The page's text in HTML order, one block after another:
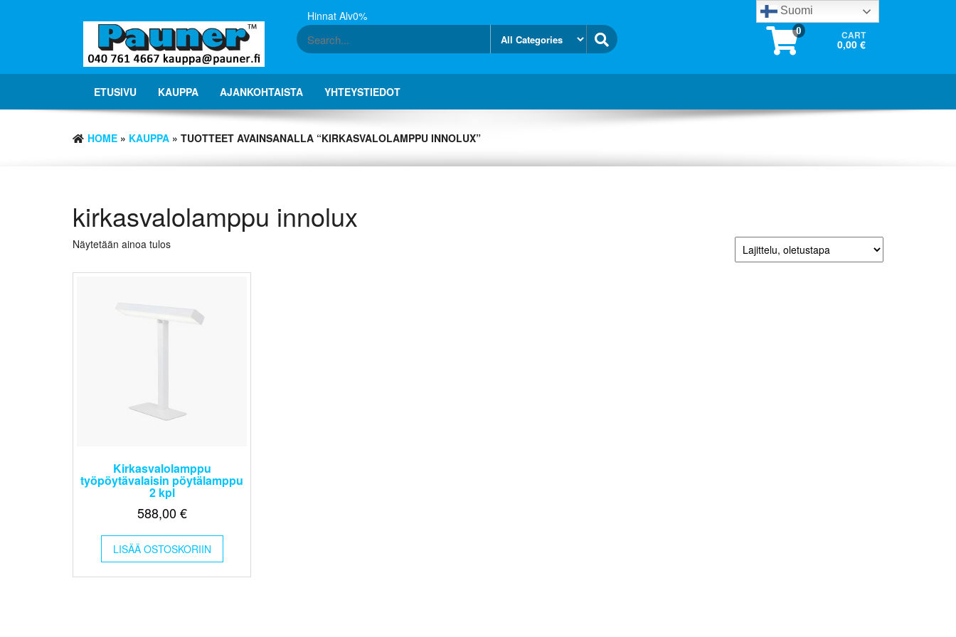
Hinnat Alv0%
0 CART
0,00 €
ETUSIVU KAUPPA AJANKOHTAISTA YHTEYSTIEDOT
HOME » KAUPPA » TUOTTEET AVAINSANALLA “KIRKASVALOLAMPPU INNOLUX”
kirkasvalolamppu innolux
Näytetään ainoa tulos
Kirkasvalolamppu
työpöytävalaisin pöytälamppu
2 kpl
588,00€
LISÄÄ OSTOSKORIIN
Suomi